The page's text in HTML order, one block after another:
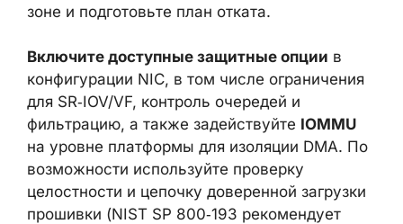
зоне и подготовьте план отката.
Включите доступные защитные опции в
конфигурации NIC, в том числе ограничения
для SR‑IOV/VF, контроль очередей и
фильтрацию, а также задействуйте IOMMU
на уровне платформы для изоляции DMA. По
возможности используйте проверку
целостности и цепочку доверенной загрузки
прошивки (NIST SP 800‑193 рекомендует